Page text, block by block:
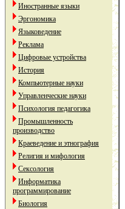
Иностранные языки
Эргономика
Языковедение
Реклама
Цифровые устройства
История
Компьютерные науки
Управленческие науки
Психология педагогика
Промышленность
производство
Краеведение и этнография
Религия и мифология
Сексология
Информатика
программирование
Биология